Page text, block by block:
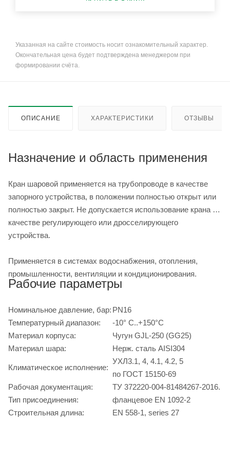
Указанная на сайте стоимость носит ознакомительный характер.
Окончательная цена будет подтверждена менеджером при
формировании счёта.
ОПИСАНИЕ ХАРАКТЕРИСТИКИ ОТЗЫВЫ
Назначение и область применения
Кран шаровой применяется на трубопроводе в качестве
запорного устройства, в положении полностью открыт или
полностью закрыт. Не допускается использование крана в
качестве регулирующего или дросселирующего
устройства.
Применяется в системах водоснабжения, отопления,
промышленности, вентиляции и кондиционирования.
Рабочие параметры
Номинальное давление, бар: PN16
Температурный диапазон:
-10° С..+150°С
Материал корпуса:
Чугун GJL-250 (GG25)
Материал шара:
Нерж. сталь AISI304
Климатическое исполнение:
УХЛ3.1, 4, 4.1, 4.2, 5
по ГОСТ 15150-69
Рабочая документация:
ТУ 372220-004-81484267-2016.
Тип присоединения:
фланцевое EN 1092-2
Строительная длина:
EN 558-1, series 27